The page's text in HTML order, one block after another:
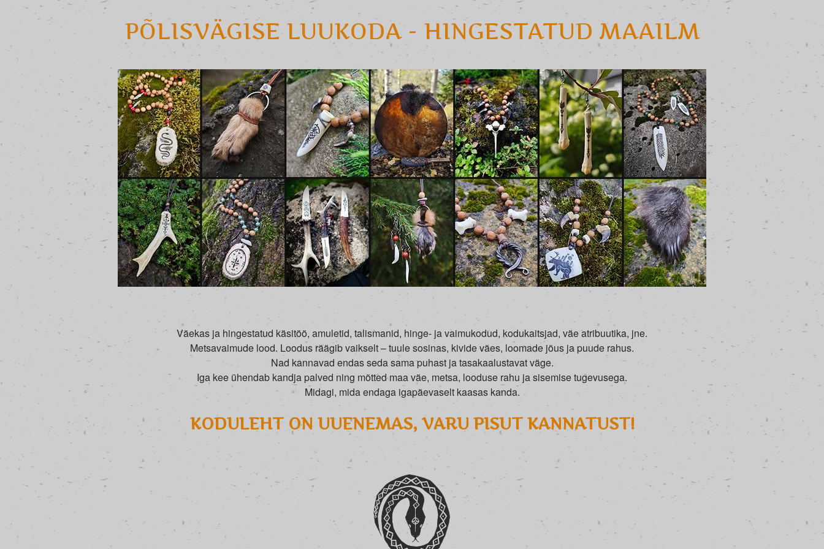
PÕLISVÄGISE LUUKODA - HINGESTATUD MAAILM
Väekas ja hingestatud käsitöö, amuletid, talismanid, hinge- ja vaimukodud, kodukaitsjad, väe atribuutika, jne.
Metsavaimude lood. Loodus räägib vaikselt – tuule sosinas, kivide väes, loomade jõus ja puude rahus.
Nad kannavad endas seda sama puhast ja tasakaalustavat väge.
Iga kee ühendab kandja palved ning mõtted maa väe, metsa, looduse rahu ja sisemise tugevusega.
Midagi, mida endaga igapäevaselt kaasas kanda.
KODULEHT ON UUENEMAS, VARU PISUT KANNATUST!